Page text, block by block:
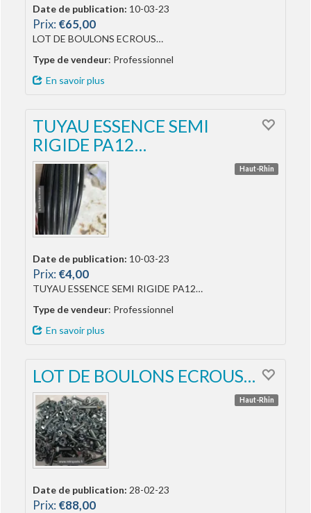
Date de publication: 10-03-23
Prix: €65,00
LOT DE BOULONS ECROUS…
Type de vendeur: Professionnel
En savoir plus
TUYAU ESSENCE SEMI
RIGIDE PA12…
Haut-Rhin
Date de publication: 10-03-23
Prix: €4,00
TUYAU ESSENCE SEMI RIGIDE PA12…
Type de vendeur: Professionnel
En savoir plus
LOT DE BOULONS ECROUS…
Haut-Rhin
Date de publication: 28-02-23
Prix: €88,00